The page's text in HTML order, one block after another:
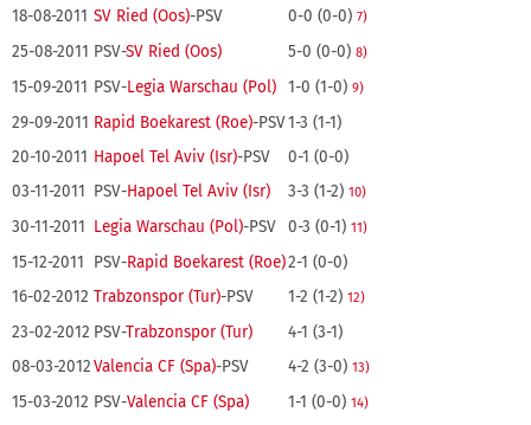
18-08-2011 SV Ried (Oos)-PSV 0-0 (0-0) 7)
25-08-2011 PSV-SV Ried (Oos) 5-0 (0-0) 8)
15-09-2011 PSV-Legia Warschau (Pol) 1-0 (1-0) 9)
29-09-2011 Rapid Boekarest (Roe)-PSV1-3 (1-1)
20-10-2011 Hapoel Tel Aviv (Isr)-PSV
0-1 (0-0)
03-11-2011 PSV-Hapoel Tel Aviv (Isr) 3-3 (1-2) 10)
30-11-2011 Legia Warschau (Pol)-PSV 0-3 (0-1) 11)
15-12-2011 PSV-Rapid Boekarest (Roe)2-1 (0-0)
16-02-2012 Trabzonspor (Tur)-PSV 1-2 (1-2) 12)
23-02-2012 PSV-Trabzonspor (Tur)
4-1 (3-1)
08-03-2012Valencia CF (Spa)-PSV 4-2 (3-0) 13)
15-03-2012 PSV-Valencia CF (Spa) 1-1 (0-0) 14)